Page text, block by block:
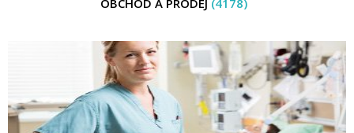
OBCHOD A PRODEJ (4178)